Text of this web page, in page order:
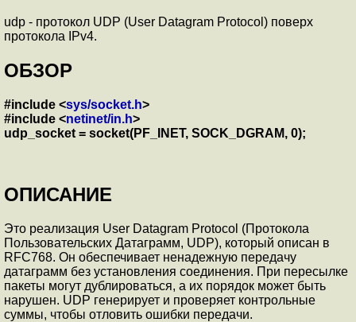
udp - протокол UDP (User Datagram Protocol) поверх
протокола IPv4.
ОБЗОР
#include <sys/socket.h>
#include <netinet/in.h>
udp_socket = socket(PF_INET, SOCK_DGRAM, 0);
ОПИСАНИЕ
Это реализация User Datagram Protocol (Протокола
Пользовательских Датаграмм, UDP), который описан в
RFC768. Он обеспечивает ненадежную передачу
датаграмм без установления соединения. При пересылке
пакеты могут дублироваться, а их порядок может быть
нарушен. UDP генерирует и проверяет контрольные
суммы, чтобы отловить ошибки передачи.